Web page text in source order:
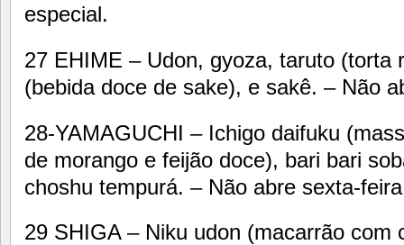
especial.
27 EHIME – Udon, gyoza, taruto (torta
(bebida doce de sake), e sakê. – Não
28-YAMAGUCHI – Ichigo daifuku
de morango e feijão doce), bari bari
choshu tempurá. – Não abre sexta-
29 SHIGA – Niku udon (macarrão com